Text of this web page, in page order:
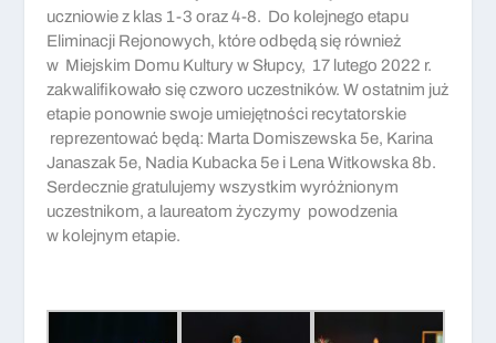
uczniowie z klas 1-3 oraz 4-8. Do kolejnego etapu
Eliminacji Rejonowych, które odbędą się również
w Miejskim Domu Kultury w Słupcy, 17 lutego 2022 r.
zakwalifikowało się czworo uczestników. W ostatnim już
etapie ponownie swoje umiejętności recytatorskie
reprezentować będą: Marta Domiszewska 5e, Karina
Janaszak 5e, Nadia Kubacka 5e i Lena Witkowska 8b.
Serdecznie gratulujemy wszystkim wyróżnionym
uczestnikom, a laureatom życzymy powodzenia
w kolejnym etapie.